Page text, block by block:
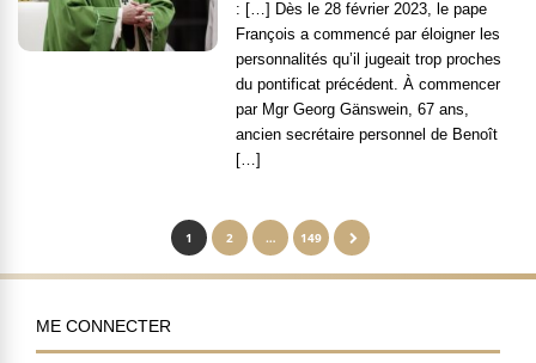
: […] Dès le 28 février 2023, le pape
François a commencé par éloigner les
personnalités qu’il jugeait trop proches
du pontificat précédent. À commencer
par Mgr Georg Gänswein, 67 ans,
ancien secrétaire personnel de Benoît
[…]
1 2 … 149
ME CONNECTER